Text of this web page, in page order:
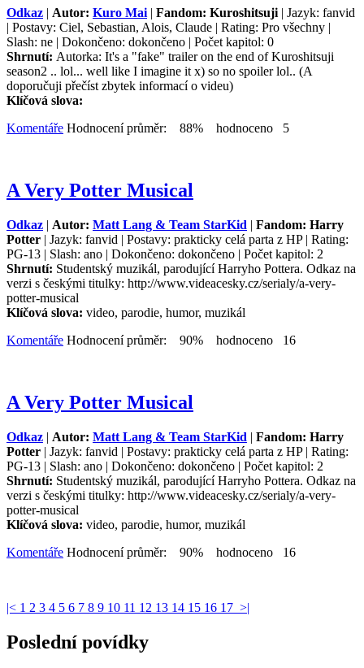
Odkaz | Autor: Kuro Mai | Fandom: Kuroshitsuji | Jazyk: fanvid
| Postavy: Ciel, Sebastian, Alois, Claude | Rating: Pro všechny |
Slash: ne | Dokončeno: dokončeno | Počet kapitol: 0
Shrnutí: Autorka: It's a "fake" trailer on the end of Kuroshitsuji
season2 .. lol... well like I imagine it x) so no spoiler lol.. (A
doporučuji přečíst zbytek informací o videu)
Klíčová slova:
Komentáře Hodnocení průměr: 88% hodnoceno 5
A Very Potter Musical
Odkaz | Autor: Matt Lang & Team StarKid | Fandom: Harry
Potter | Jazyk: fanvid | Postavy: prakticky celá parta z HP | Rating:
PG-13 | Slash: ano | Dokončeno: dokončeno | Počet kapitol: 2
Shrnutí: Studentský muzikál, parodující Harryho Pottera. Odkaz na
verzi s českými titulky: http://www.videacesky.cz/serialy/a-very-
potter-musical
Klíčová slova: video, parodie, humor, muzikál
Komentáře Hodnocení průměr: 90% hodnoceno 16
A Very Potter Musical
Odkaz | Autor: Matt Lang & Team StarKid | Fandom: Harry
Potter | Jazyk: fanvid | Postavy: prakticky celá parta z HP | Rating:
PG-13 | Slash: ano | Dokončeno: dokončeno | Počet kapitol: 2
Shrnutí: Studentský muzikál, parodující Harryho Pottera. Odkaz na
verzi s českými titulky: http://www.videacesky.cz/serialy/a-very-
potter-musical
Klíčová slova: video, parodie, humor, muzikál
Komentáře Hodnocení průměr: 90% hodnoceno 16
|< 1 2 3 4 5 6 7 8 9 10 11 12 13 14 15 16 17 >|
Poslední povídky